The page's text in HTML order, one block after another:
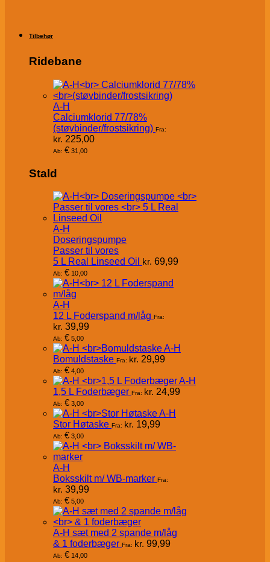
Tilbehør
Ridebane
A-H
Calciumklorid 77/78%
(støvbinder/frostsikring) Fra:
kr. 225,00
Ab: € 31,00
Stald
A-H
Doseringspumpe
Passer til vores
5 L Real Linseed Oil kr. 69,99
Ab: € 10,00
A-H
12 L Foderspand m/låg Fra:
kr. 39,99
Ab: € 5,00
A-H
Bomuldstaske Fra: kr. 29,99
Ab: € 4,00
A-H
1,5 L Foderbæger Fra: kr. 24,99
Ab: € 3,00
A-H
Stor Høtaske Fra: kr. 19,99
Ab: € 3,00
A-H
Boksskilt m/ WB-marker Fra:
kr. 39,99
Ab: € 5,00
A-H sæt med 2 spande m/låg
& 1 foderbæger Fra: kr. 99,99
Ab: € 14,00